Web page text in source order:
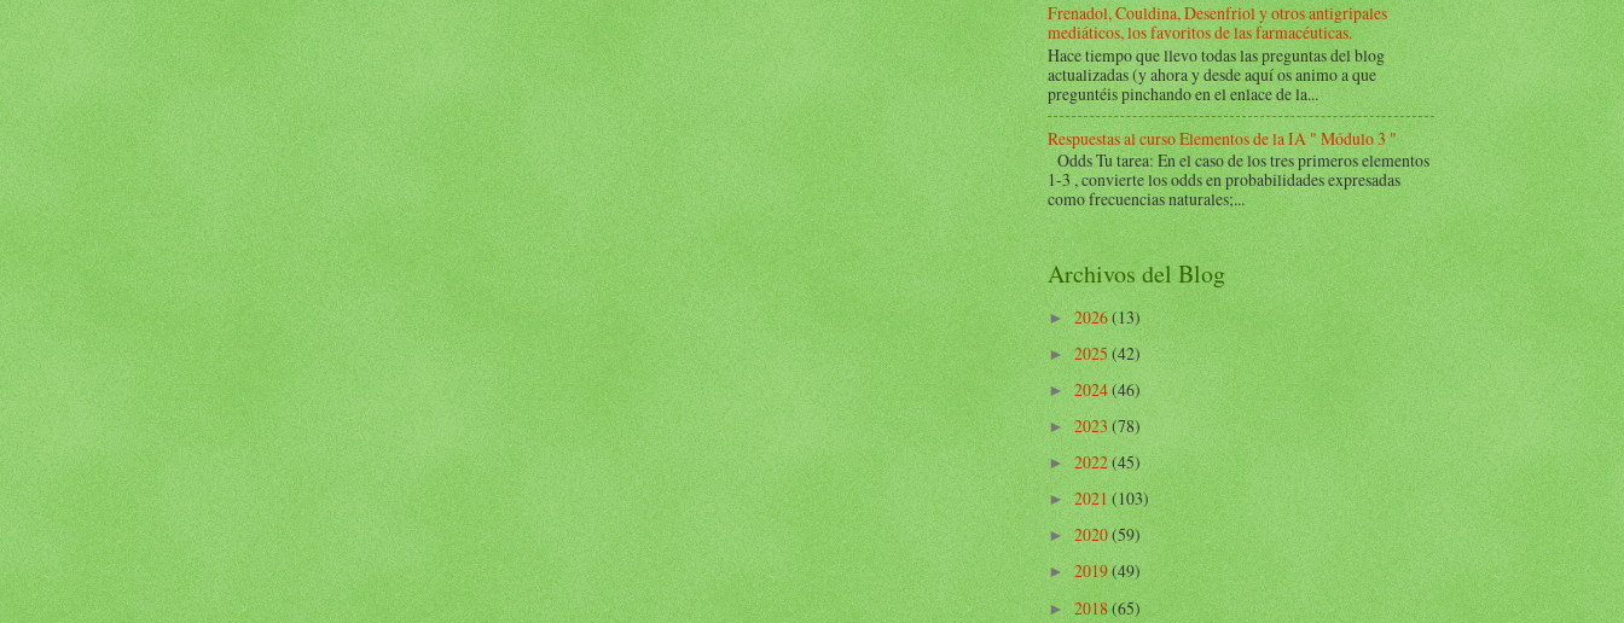
Frenadol, Couldina, Desenfriol y otros antigripales
mediáticos, los favoritos de las farmacéuticas.
Hace tiempo que llevo todas las preguntas del blog
actualizadas (y ahora y desde aquí os animo a que
preguntéis pinchando en el enlace de la...
Respuestas al curso Elementos de la IA " Módulo 3 "
Odds Tu tarea: En el caso de los tres primeros elementos
1-3 , convierte los odds en probabilidades expresadas
como frecuencias naturales;...
Archivos del Blog
►2026(13)
►2025(42)
►2024(46)
►2023(78)
►2022(45)
►2021(103)
►2020(59)
►2019(49)
►2018(65)